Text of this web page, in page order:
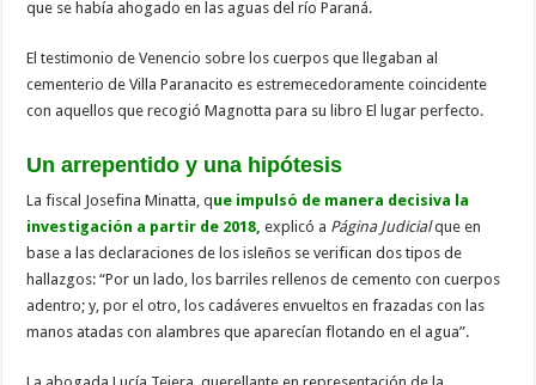
que se había ahogado en las aguas del río Paraná.
El testimonio de Venencio sobre los cuerpos que llegaban al
cementerio de Villa Paranacito es estremecedoramente coincidente
con aquellos que recogió Magnotta para su libro El lugar perfecto.
Un arrepentido y una hipótesis
La fiscal Josefina Minatta, que impulsó de manera decisiva la
investigación a partir de 2018, explicó a Página Judicialque en
base a las declaraciones de los isleños se verifican dos tipos de
hallazgos: “Por un lado, los barriles rellenos de cemento con cuerpos
adentro; y, por el otro, los cadáveres envueltos en frazadas con las
manos atadas con alambres que aparecían flotando en el agua”.